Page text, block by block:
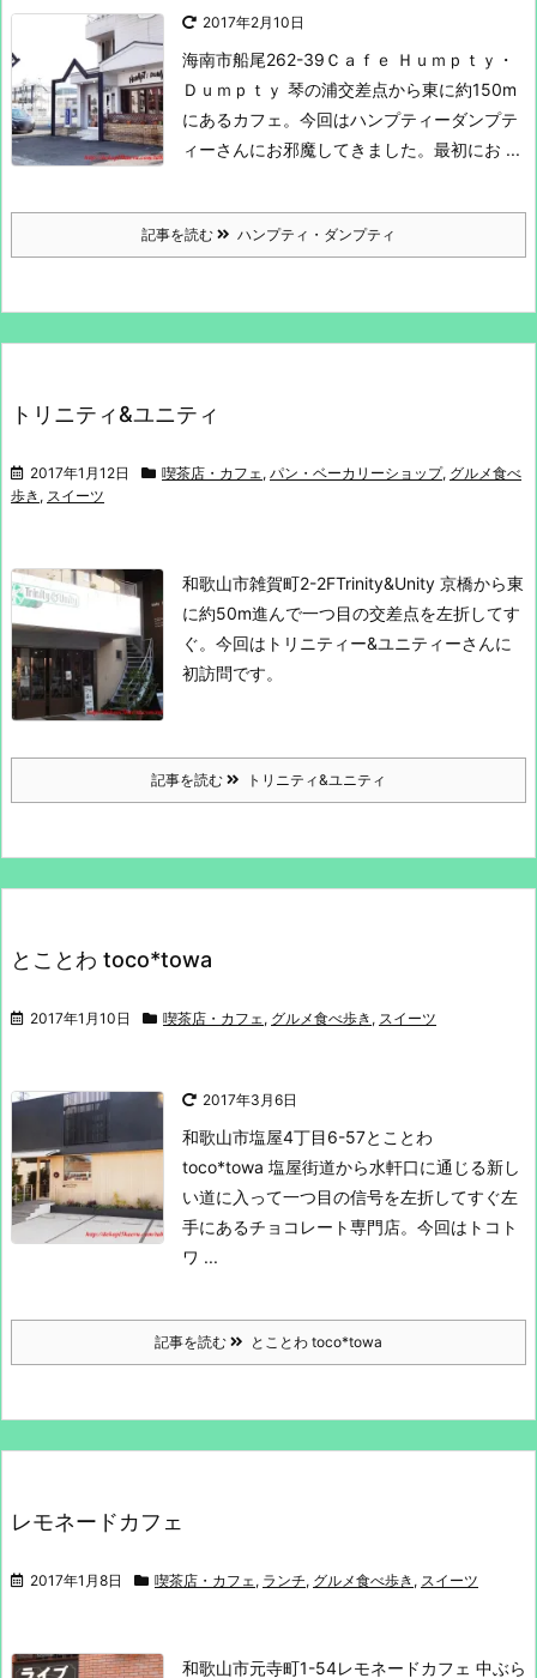
2017年2月10日
海南市船尾262-39 Ｃａｆｅ Ｈｕｍｐｔｙ・
Ｄｕｍｐｔｙ 琴の浦交差点から東に約150m
にあるカフェ。 今回はハンプティーダンプテ
ィーさんにお邪魔してきました。 最初にお ...
記事を読む ハンプティ・ダンプティ
トリニティ&ユニティ
2017年1月12日 喫茶店・カフェ, パン・ベーカリーショップ, グルメ食べ
歩き , スイーツ
和歌山市雑賀町2-2FTrinity&Unity 京橋から東
に約50m進んで一つ目の交差点を左折してす
ぐ。 今回はトリニティー&ユニティーさんに
初訪問です。
記事を読む トリニティ&ユニティ
とことわ toco*towa
2017年1月10日 喫茶店・カフェ, グルメ食べ歩き , スイーツ
2017年3月6日
和歌山市塩屋4丁目6-57とことわ
toco*towa 塩屋街道から水軒口に通じる新し
い道に入って一つ目の信号を左折してすぐ左
手にあるチョコレート専門店。 今回はトコト
ワ ...
記事を読む とことわ toco*towa
レモネードカフェ
2017年1月8日 喫茶店・カフェ, ランチ, グルメ食べ歩き , スイーツ
和歌山市元寺町1-54レモネードカフェ 中ぶら